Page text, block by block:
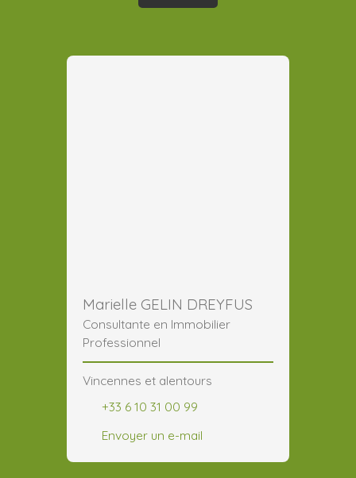
Marielle GELIN DREYFUS
Consultante en Immobilier
Professionnel
Vincennes et alentours
+33 6 10 31 00 99
Envoyer un e-mail